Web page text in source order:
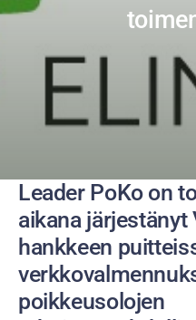
Leader PoKo on
aikana järjestänyt
hankkeen
poikkeusolojen